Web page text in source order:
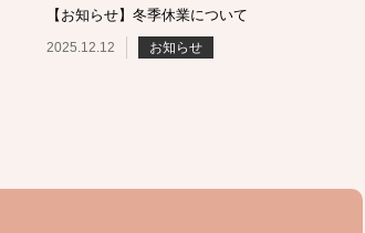
【お知らせ】冬季休業について
2025.12.12 お知らせ